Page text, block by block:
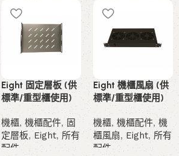
Eight 固定層板 (供
標準/重型櫃使用)
機櫃, 機櫃配件,固
定層板,Eight,所有
配件
Eight 機櫃風扇 (供
標準/重型櫃使用)
機櫃, 機櫃配件,機
櫃風扇,Eight, 所有
配件